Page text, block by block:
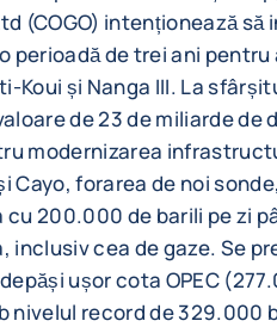
(COGO) intenționează
perioadă de trei ani
Koui și Nanga III. La
de 23 de miliarde de
modernizarea
Cayo, forarea de noi
200.000 de barili pe zi
inclusiv cea de gaze. Se
ușor cota OPEC
nivelul record de 329.000